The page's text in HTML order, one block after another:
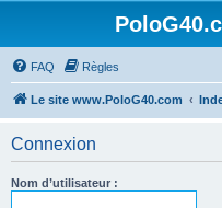
FAQ Règles
Le site www.PoloG40.com
Connexion
Nom d’utilisateur :